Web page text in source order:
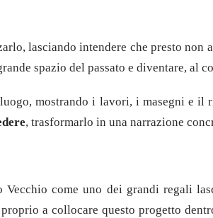
lasciando intendere che presto non
spazio del passato e diventare, al
mostrando i lavori, i masegni e
, trasformarlo in una narrazione
come uno dei grandi regali
a collocare questo progetto